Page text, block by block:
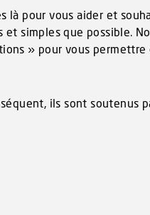
là pour vous aider et
et simples que possible.
» pour vous
ils sont soutenus